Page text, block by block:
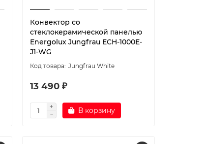
Конвектор со
стеклокерамической панелью
Energolux Jungfrau ECH-1000E-
J1-WG
Jungfrau White
13 490 ₽
В корзину